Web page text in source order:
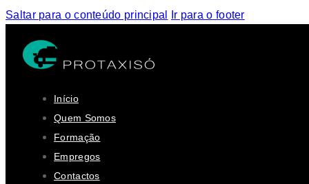
Saltar para o conteúdo principal Ir para o footer
Início
Quem Somos
Formação
Empregos
Contactos